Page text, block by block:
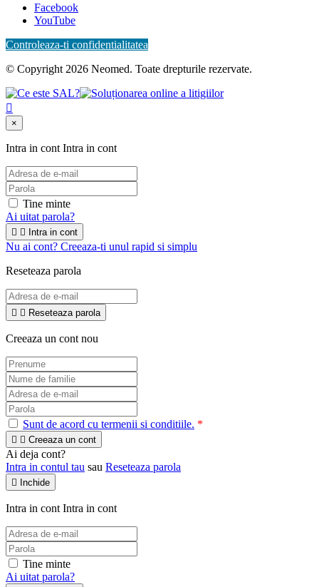
Facebook
YouTube
Controleaza-ti confidentialitatea
© Copyright 2026 Neomed. Toate drepturile rezervate.

×
Intra in cont Intra in cont
Tine minte
Ai uitat parola?
  Intra in cont
Nu ai cont? Creeaza-ti unul rapid si simplu
Reseteaza parola
  Reseteaza parola
Creeaza un cont nou
Sunt de acord cu termenii si conditiile. *
  Creeaza un cont
Ai deja cont?
Intra in contul tau sau Reseteaza parola
 Inchide
Intra in cont Intra in cont
Tine minte
Ai uitat parola?